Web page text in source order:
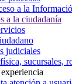
a la
a la ciudadanía
judiciales
sucursales,